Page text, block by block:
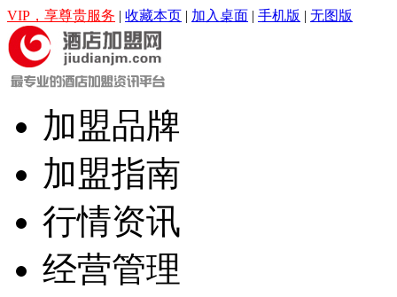
VIP，享尊贵服务 | 收藏本页 | 加入桌面 | 手机版 | 无图版
加盟品牌
加盟指南
行情资讯
经营管理